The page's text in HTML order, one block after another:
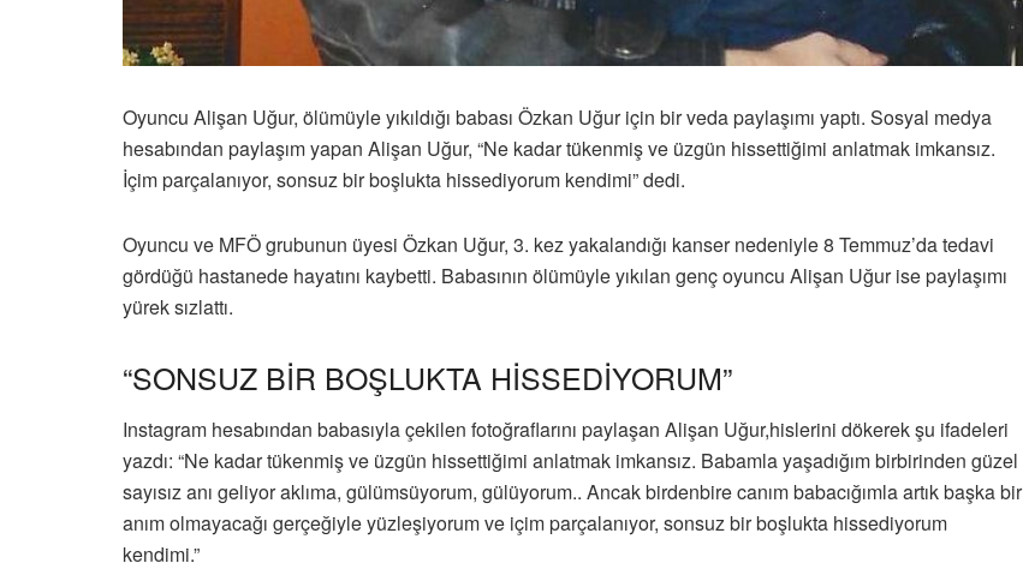
Oyuncu Alişan Uğur, ölümüyle yıkıldığı babası Özkan Uğur için bir veda paylaşımı yaptı. Sosyal medya
hesabından paylaşım yapan Alişan Uğur, “Ne kadar tükenmiş ve üzgün hissettiğimi anlatmak imkansız.
İçim parçalanıyor, sonsuz bir boşlukta hissediyorum kendimi” dedi.
Oyuncu ve MFÖ grubunun üyesi Özkan Uğur, 3. kez yakalandığı kanser nedeniyle 8 Temmuz’da tedavi
gördüğü hastanede hayatını kaybetti. Babasının ölümüyle yıkılan genç oyuncu Alişan Uğur ise paylaşımı
yürek sızlattı.
“SONSUZ BİR BOŞLUKTA HİSSEDİYORUM”
Instagram hesabından babasıyla çekilen fotoğraflarını paylaşan Alişan Uğur,hislerini dökerek şu ifadeleri
yazdı: “Ne kadar tükenmiş ve üzgün hissettiğimi anlatmak imkansız. Babamla yaşadığım birbirinden güzel
sayısız anı geliyor aklıma, gülümsüyorum, gülüyorum.. Ancak birdenbire canım babacığımla artık başka bir
anım olmayacağı gerçeğiyle yüzleşiyorum ve içim parçalanıyor, sonsuz bir boşlukta hissediyorum
kendimi.”